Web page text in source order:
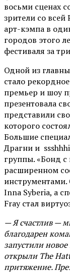
восьми сценах
зрители со
арт-кэмпа в
городов этого
фестиваля за
Одной из
стало
премьер и шоу
презентовала
представили
которого
Большие
Драгни и
группы. «Бонд с
расширенном
Inna Syberia, а
Fray стал
— Я счастлив —
благодарен
запустили
открыли The
притяжение.